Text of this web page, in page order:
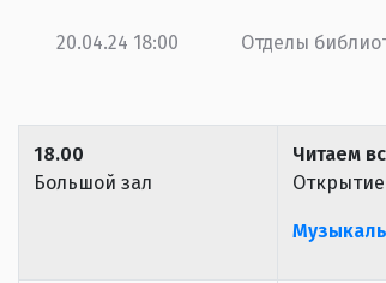
20.04.24 18:00 Отделы
18.00
Большой зал
Читаем